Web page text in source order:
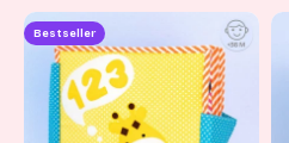
Bestseller